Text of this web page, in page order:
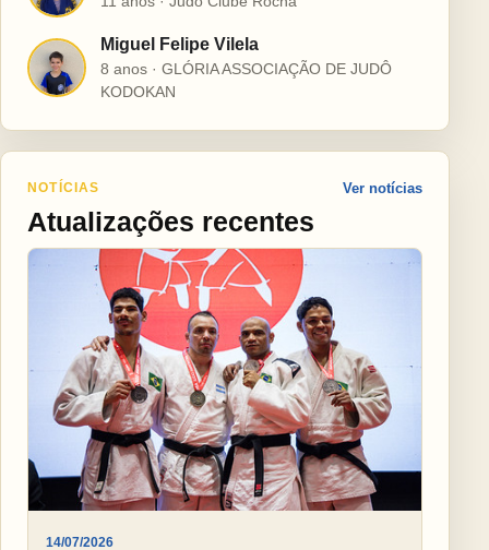
M
Miguel Felipe Vilela
8 anos · GLÓRIA ASSOCIAÇÃO DE JUDÔ
KODOKAN
NOTÍCIAS
Atualizações recentes
Ver notícias
14/07/2026